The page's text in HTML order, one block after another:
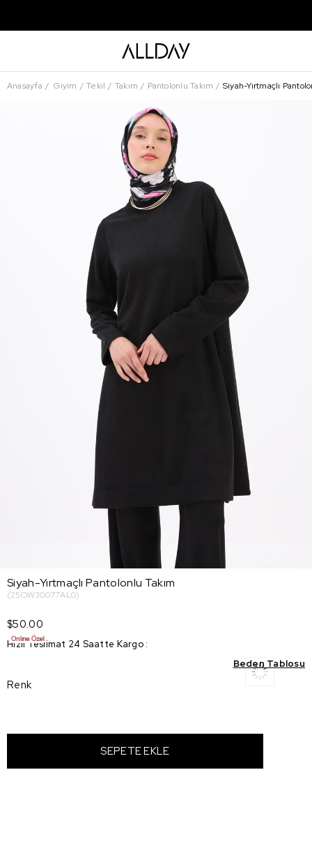
Anasayfa Giyim Tekil Takım Pantolonlu Takım Siyah-Yırtmaçlı
Siyah-Yırtmaçlı Pantolonlu Takım
(25OW30077AL0)
$50.00
Hızlı Teslimat 24 Saatte Kargo :
Beden Tablosu
Renk